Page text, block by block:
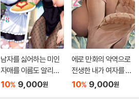
남자를 싫어하는 미인
자매를 이름도 알리지
않고 구해주면 어떻게
10% 9,000원
에로 만화의 악역으로
전생한 내가 여자를 빼
앗지 않고도 행복해지
10% 9,000원